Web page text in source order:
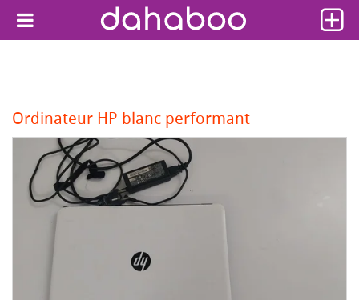
Ordinateur HP blanc performant